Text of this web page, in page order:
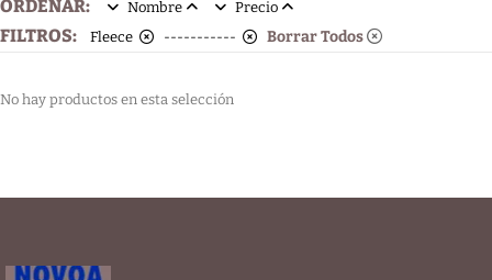
ORDENAR: Nombre Precio
FILTROS: Fleece ----------- Borrar Todos
No hay productos en esta selección